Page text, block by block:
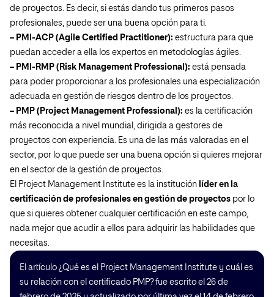
de proyectos. Es decir, si estás dando tus primeros pasos
profesionales, puede ser una buena opción para ti.
– PMI-ACP (Agile Certified Practitioner): estructura para que
puedan acceder a ella los expertos en metodologías ágiles.
– PMI-RMP (Risk Management Professional): está pensada
para poder proporcionar a los profesionales una especialización
adecuada en gestión de riesgos dentro de los proyectos.
– PMP (Project Management Professional): es la certificación
más reconocida a nivel mundial, dirigida a gestores de
proyectos con experiencia. Es una de las más valoradas en el
sector, por lo que puede ser una buena opción si quieres mejorar
en el sector de la gestión de proyectos.
El Project Management Institute es la institución líder en la
certificación de profesionales en gestión de proyectos por lo
que si quieres obtener cualquier certificación en este campo,
nada mejor que acudir a ellos para adquirir las habilidades que
necesitas.
El artículo ¿Qué es el Project Management Institute y cuál es
su relación con el certificado PMP? fue escrito el 26 de